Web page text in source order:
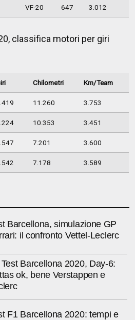
VF-20 647 3.012
classifica motori per giri
Chilometri Km/Team
11.260 3.753
10.353 3.451
7.201 3.600
7.178 3.589
Barcellona, simulazione GP
il confronto Vettel-Leclerc
Barcellona 2020, Day-6:
ok, bene Verstappen e
F1 Barcellona 2020: tempi e